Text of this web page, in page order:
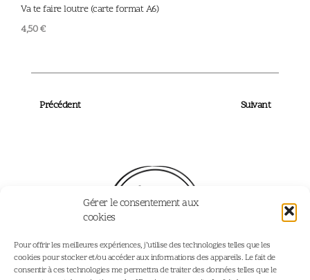
Gérer le consentement aux
cookies
Pour offrir les meilleures expériences, j’utilise des technologies telles que les
cookies pour stocker et/ou accéder aux informations des appareils. Le fait de
consentir à ces technologies me permettra de traiter des données telles que le
Va te faire loutre (carte format A6)
4,50€
Précédent Suivant